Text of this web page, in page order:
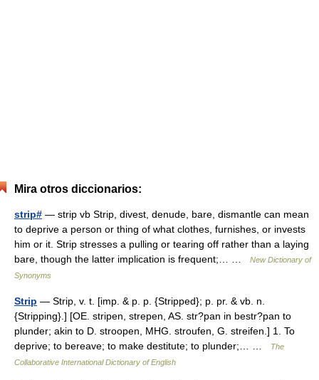
Mira otros diccionarios:
strip# — strip vb Strip, divest, denude, bare, dismantle can mean
to deprive a person or thing of what clothes, furnishes, or invests
him or it. Strip stresses a pulling or tearing off rather than a laying
bare, though the latter implication is frequent;… …
New Dictionary of
Synonyms
Strip — Strip, v. t. [imp. & p. p. {Stripped}; p. pr. & vb. n.
{Stripping}.] [OE. stripen, strepen, AS. str?pan in bestr?pan to
plunder; akin to D. stroopen, MHG. stroufen, G. streifen.] 1. To
deprive; to bereave; to make destitute; to plunder;… …
The
Collaborative International Dictionary of English